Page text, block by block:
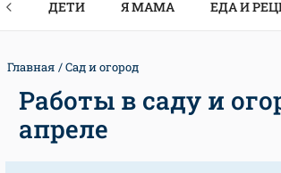
ДЕТИ Я МАМА ЕДА И
Главная Сад и огород
Работы в саду и
апреле